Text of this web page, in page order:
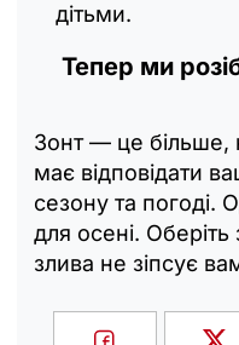
дітьми.
Тепер ми
Зонт — це більше,
має відповідати
сезону та погоді.
для осені.
злива не зіпсує